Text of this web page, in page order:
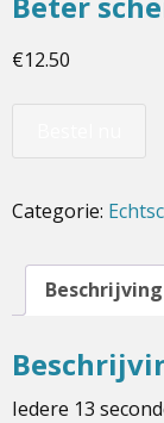
€12.50
Categorie:
Beschrijving
Iedere 13